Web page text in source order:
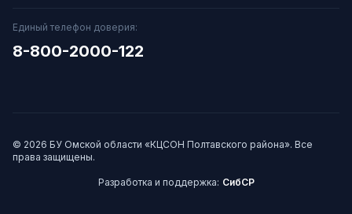
Единый телефон доверия:
8-800-2000-122
© 2026 БУ Омской области «КЦСОН Полтавского района». Все
права защищены.
Разработка и поддержка: СибСР